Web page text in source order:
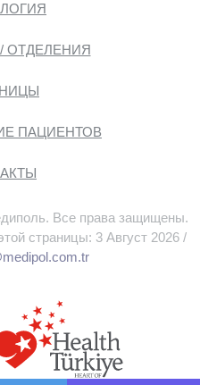
ОТДЕЛЕНИЯ
ПАЦИЕНТОВ
Все права защищены.
страницы: 3 Август 2026 /